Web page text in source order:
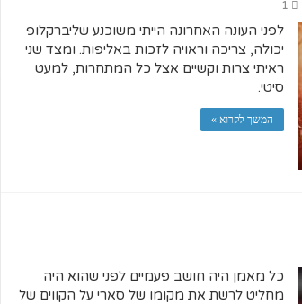
1
לפני העונה האחרונה הייתי משוכנע שליברקלופ
יכולה, צריכה וראויה לזכות באליפות. ומצד שני
ראיתי צרות וקשיים אצל כל המתחרות, למעט
סיטי.
המשך לקרוא »
כל מאמן היה חושב פעמיים לפני שהוא היה
מחליט לרשת את מקומו של סארי על הקווים של